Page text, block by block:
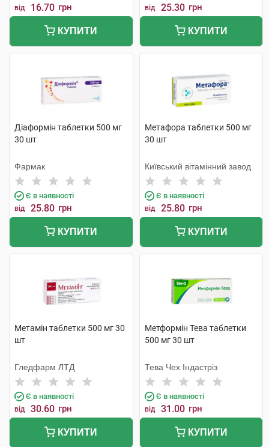
від 16.70 грн
КУПИТИ
від 25.30 грн
КУПИТИ
Діаформін таблетки 500 мг
30 шт
Фармак
Є в наявності
від 25.80 грн
КУПИТИ
Метафора таблетки 500 мг
30 шт
Київський вітамінний завод
Є в наявності
від 25.80 грн
КУПИТИ
Метамін таблетки 500 мг 30
шт
Гледфарм ЛТД
Є в наявності
від 30.60 грн
КУПИТИ
Метформін Тева таблетки
500 мг 30 шт
Тева Чех Індастріз
Є в наявності
від 31.00 грн
КУПИТИ